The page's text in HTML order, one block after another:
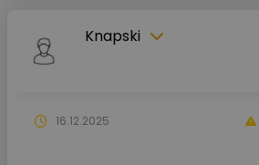
Knapski
16.12.2025